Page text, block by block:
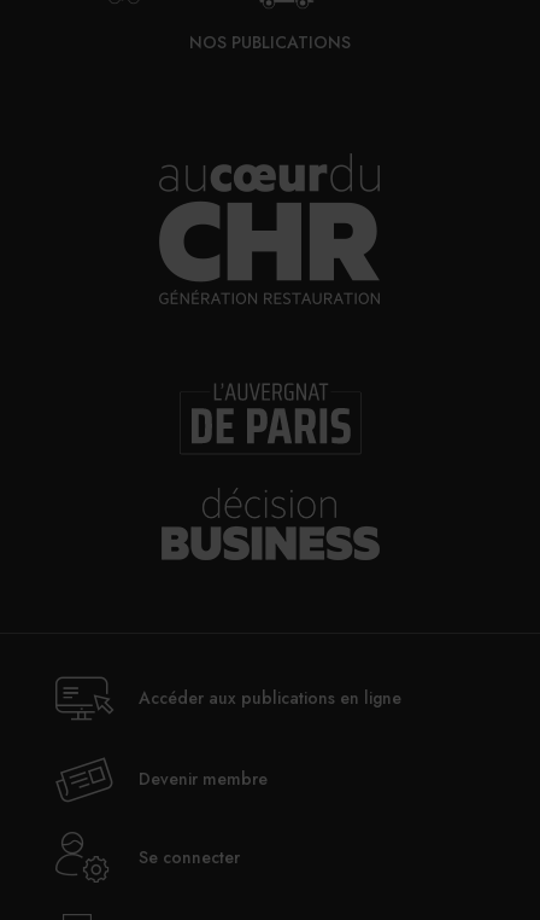
idéale pour la livraison urbaine.
(General Safety Regulation), implantée le 7 juillet 2024
en Europe. Il est question d’une caméra à l’arrière, de
détecteurs latéraux, de système anti-distraction /
somnolence, d’alertes de reconnaissance des panneaux
de vitesse, d’information sur la pression des pneus, de
alerte en cas de franchissement de ligne. Enfin, les
nouveaux camions électriques de Transgourmet étant
très puissants, l’écoconduite sera essentielle sur
l’autonomie du véhicule. Ainsi, les chauffeurs livreurs
seront formés et accompagnés afin d’avoir les bonnes
pratiques pour utiliser ces véhicules.
NOS PUBLICATIONS
Accéder aux publications en ligne
Devenir membre
Se connecter